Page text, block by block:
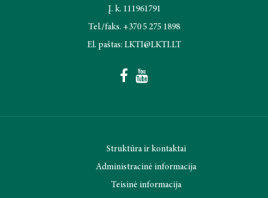
Į. k. 111961791
Tel./faks. +370 5 275 1898
El. paštas: LKTI@LKTI.LT
Struktūra ir kontaktai
Administracinė informacija
Teisinė informacija